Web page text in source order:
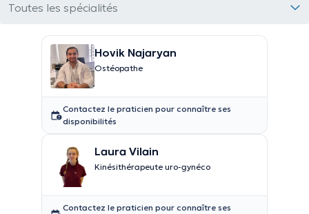
Toutes les spécialités
Hovik Najaryan
Ostéopathe
Contactez le praticien pour connaître ses
disponibilités
Laura Vilain
Kinésithérapeute uro-gynéco
Contactez le praticien pour connaître ses